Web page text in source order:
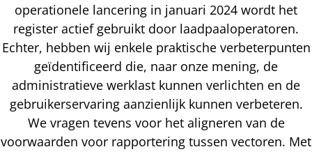
operationele lancering in januari 2024 wordt het
register actief gebruikt door laadpaaloperatoren.
Echter, hebben wij enkele praktische verbeterpunten
geïdentificeerd die, naar onze mening, de
administratieve werklast kunnen verlichten en de
gebruikerservaring aanzienlijk kunnen verbeteren.
We vragen tevens voor het aligneren van de
voorwaarden voor rapportering tussen vectoren. Met